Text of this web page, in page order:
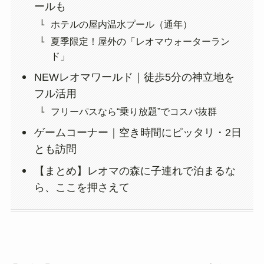
ールも
ホテルの屋内温水プール（通年）
夏季限定！屋外の「レオマウォーターラン
ド」
NEWレオマワールド｜徒歩5分の神立地を
フル活用
フリーパスなら“乗り放題”でコスパ抜群
ゲームコーナー｜空き時間にピッタリ・2日
とも訪問
【まとめ】レオマの森に子連れで泊まるな
ら、ここを押さえて